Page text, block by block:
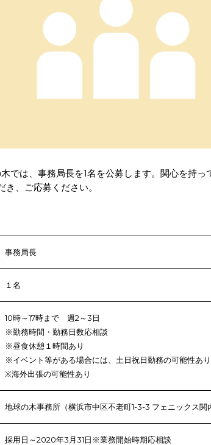
では、事務局長を1名を公募します。関心を持っ
、ご応募ください。
事務局長
１名
10時～17時まで 週2～3日
※勤務時間・勤務日数応相談
※昼食休憩１時間あり
※イベント等がある場合には、土日祝日勤務の可能性あり
※海外出張の可能性あり
地球の木事務所（横浜市中区不老町1-3-3 フェニックス関
採用日～2020年3月31日※業務開始時期応相談